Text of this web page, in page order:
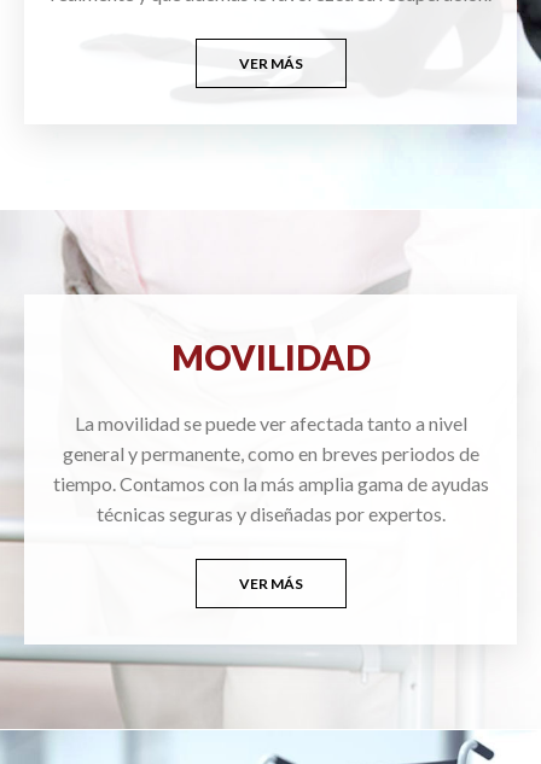
VER MÁS
MOVILIDAD
La movilidad se puede ver afectada tanto a nivel
general y permanente, como en breves periodos de
tiempo. Contamos con la más amplia gama de ayudas
técnicas seguras y diseñadas por expertos.
VER MÁS